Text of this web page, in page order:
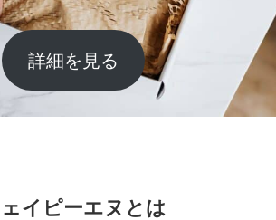
詳細を見る
イピーエヌとは